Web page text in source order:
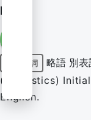
MTE
固有名詞 略語 別
(linguistics)
English.